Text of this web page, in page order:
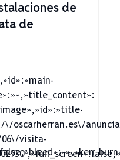
de
de
\/oscarherran.es\/
visita-